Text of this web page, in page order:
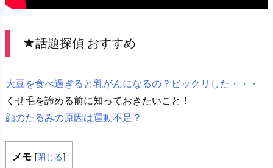
★話題探偵 おすすめ
大豆を食べ過ぎると乳がんになるの？ビックリした・・・
くせ毛を諦める前に知っておきたいこと！
顔のたるみの原因は運動不足？
メモ [閉じる]